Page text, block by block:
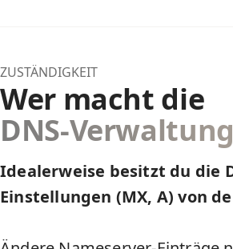
ZUSTÄNDIGKEIT
Wer macht die
DNS-
Idealerweise besitzt du die
Einstellungen (MX, A) von